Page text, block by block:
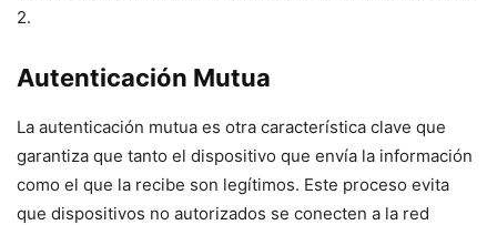
2.
Autenticación Mutua
La autenticación mutua es otra característica clave que
garantiza que tanto el dispositivo que envía la información
como el que la recibe son legítimos. Este proceso evita
que dispositivos no autorizados se conecten a la red